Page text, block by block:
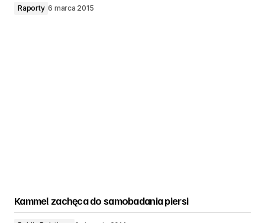
Raporty 6 marca 2015
Kammel zachęca do samobadania piersi